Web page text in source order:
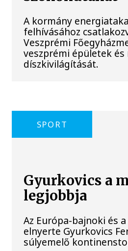
A kormány
felhívásához
Veszprémi
veszprémi épületek és
díszkivilágítását.
SPORT
Gyurkovics a
legjobbja
Az Európa-bajnoki és
elnyerte Gyurkovics
súlyemelő